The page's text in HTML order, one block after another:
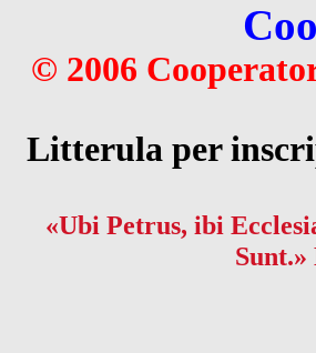
© 2006
Litterula per
«Ubi Petrus, ibi
Sunt.»